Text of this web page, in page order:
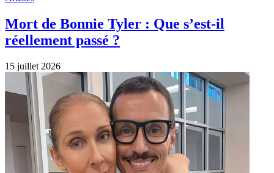
Mort de Bonnie Tyler : Que s’est-il
réellement passé ?
15 juillet 2026